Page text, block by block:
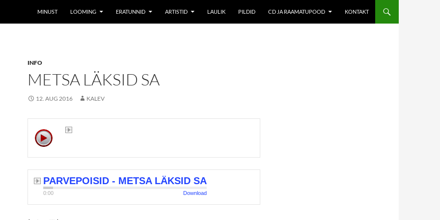
MINUST LOOMING ERATUNNID ARTISTID LAULIK PILDID CD JA RAAMATUPOOD KONTAKT
INFO
METSA LÄKSID SA
12. AUG 2016 KALEV
PARVEPOISID - METSA LÄKSID SA
Download
0:00